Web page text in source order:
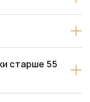
старше 55